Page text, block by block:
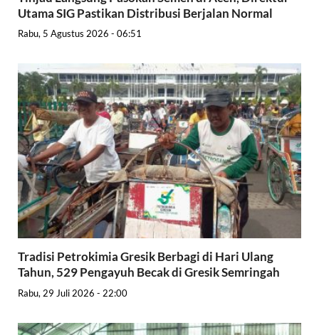
Utama SIG Pastikan Distribusi Berjalan Normal
Rabu, 5 Agustus 2026 - 06:51
Tradisi Petrokimia Gresik Berbagi di Hari Ulang
Tahun, 529 Pengayuh Becak di Gresik Semringah
Rabu, 29 Juli 2026 - 22:00